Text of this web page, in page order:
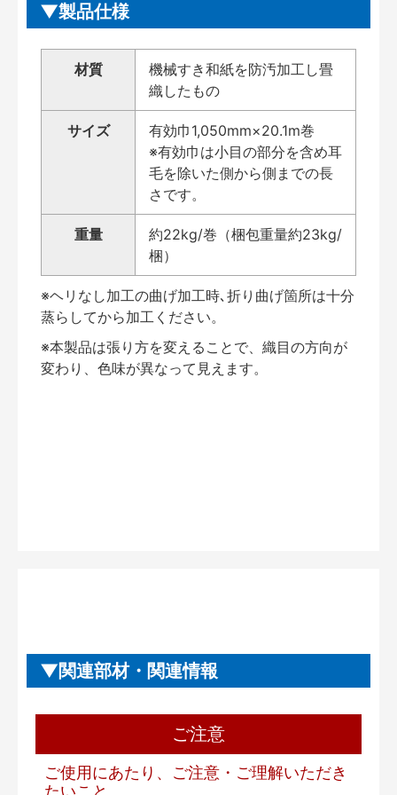
製品仕様
材質
機械すき和紙を防汚加工し畳
織したもの
サイズ
有効巾1,050mm×20.1m巻
※有効巾は小目の部分を含め耳
毛を除いた側から側までの長
さです。
重量
約22kg/巻（梱包重量約23kg/
梱）
※ヘリなし加工の曲げ加工時､折り曲げ箇所は十分
蒸らしてから加工ください。
※本製品は張り方を変えることで、織目の方向が
変わり、色味が異なって見えます。
関連部材・関連情報
ご注意
ご使用にあたり、ご注意・ご理解いただき